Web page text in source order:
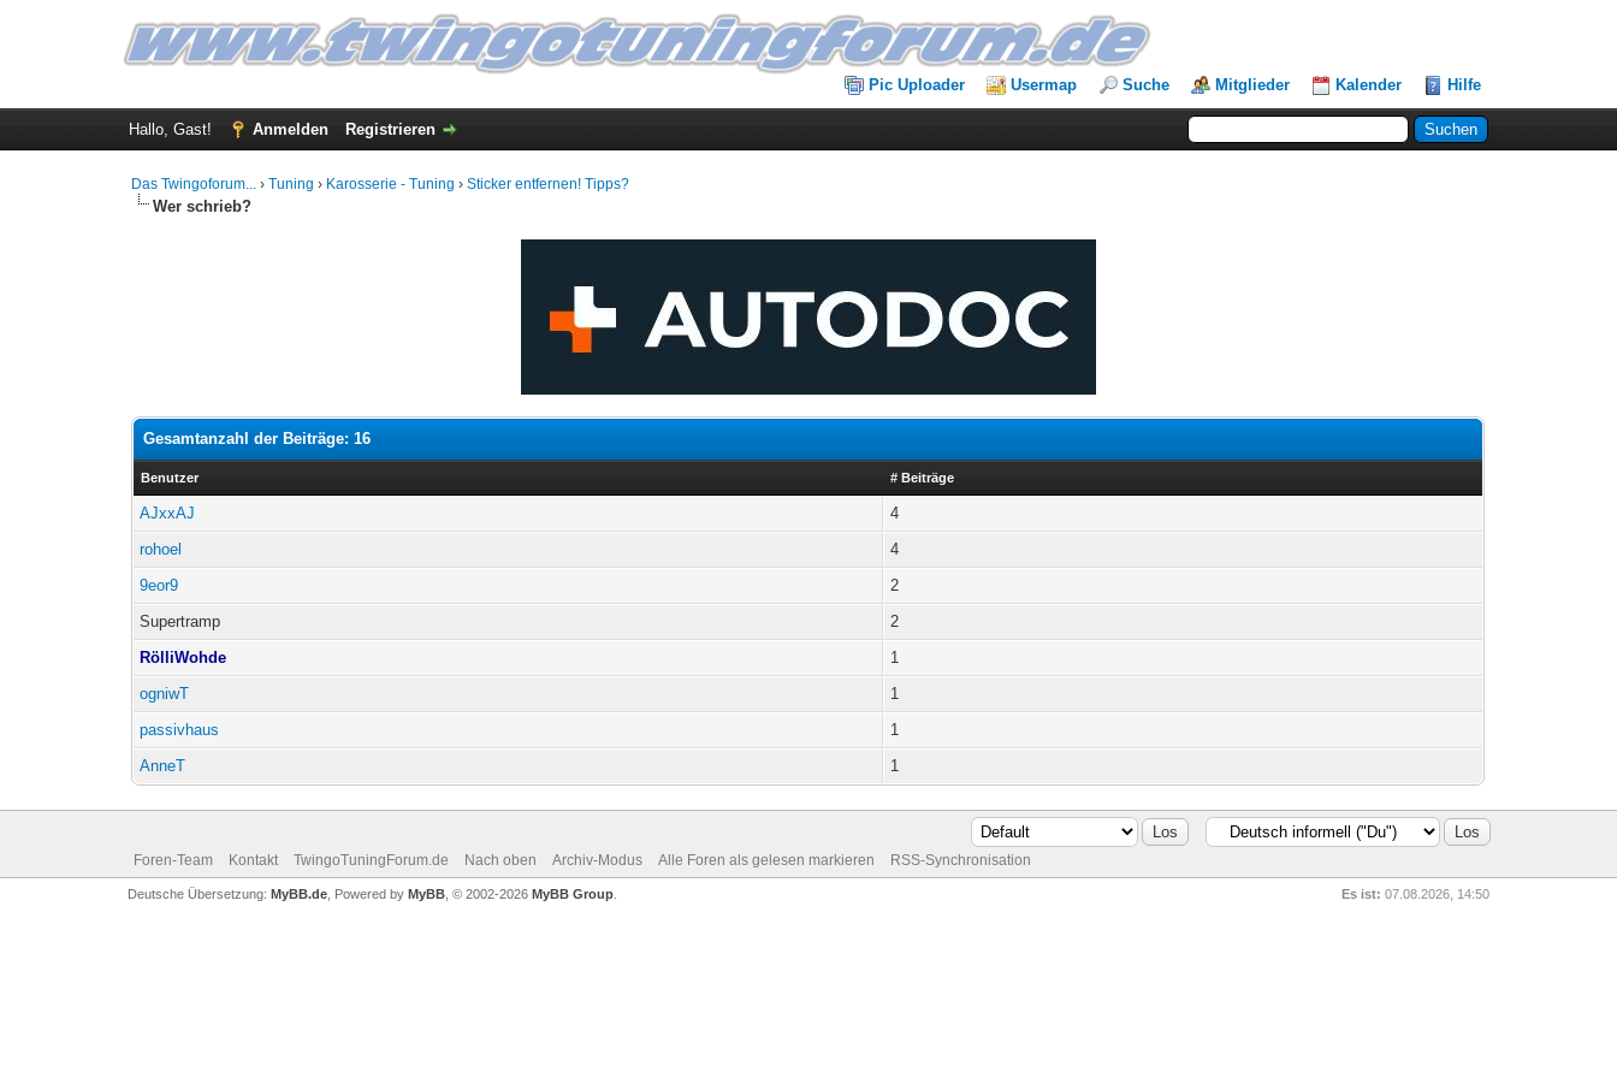
Pic Uploader Usermap Suche Mitglieder Kalender Hilfe
Hallo, Gast! Anmelden Registrieren
Das Twingoforum... ›Tuning › Karosserie - Tuning ›Sticker entfernen! Tipps?
Wer schrieb?
Gesamtanzahl der Beiträge: 16
Benutzer # Beiträge
AJxxAJ
4
rohoel
4
9eor9
2
Supertramp
2
RölliWohde
1
ogniwT
1
passivhaus
1
AnneT
1
Foren-Team Kontakt TwingoTuningForum.de Nach oben Archiv-Modus Alle Foren als gelesen markieren RSS-Synchronisation
Es ist: 07.08.2026, 14:50
Deutsche Übersetzung: MyBB.de, Powered by MyBB, © 2002-2026 MyBB Group.